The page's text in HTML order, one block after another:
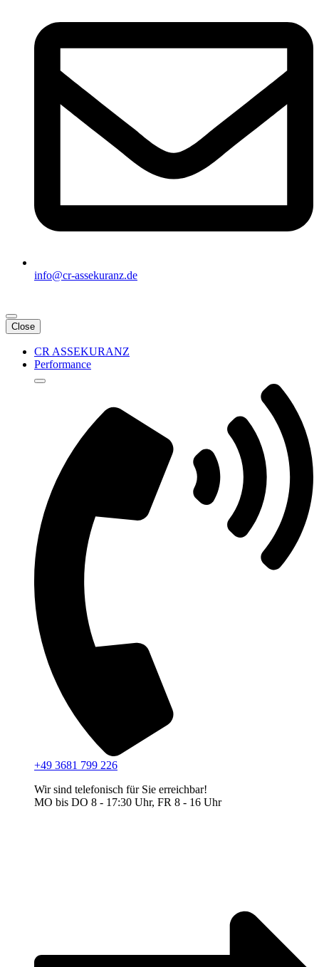
info@cr-assekuranz.de
Close
CR ASSEKURANZ
Performance
+49 3681 799 226
Wir sind telefonisch für Sie erreichbar!
MO bis DO 8 - 17:30 Uhr, FR 8 - 16 Uhr